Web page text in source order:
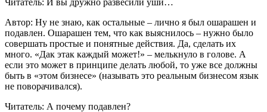
Автор: Ну не знаю, как остальные – лично я был ошарашен и
подавлен. Ошарашен тем, что как выяснилось – нужно было
совершать простые и понятные действия. Да, сделать их
много. «Дак этак каждый может!» – мелькнуло в голове. А
если это может в принципе делать любой, то уже все должны
быть в «этом бизнесе» (называть это реальным бизнесом язык
не поворачивался).
Читатель: А почему подавлен?